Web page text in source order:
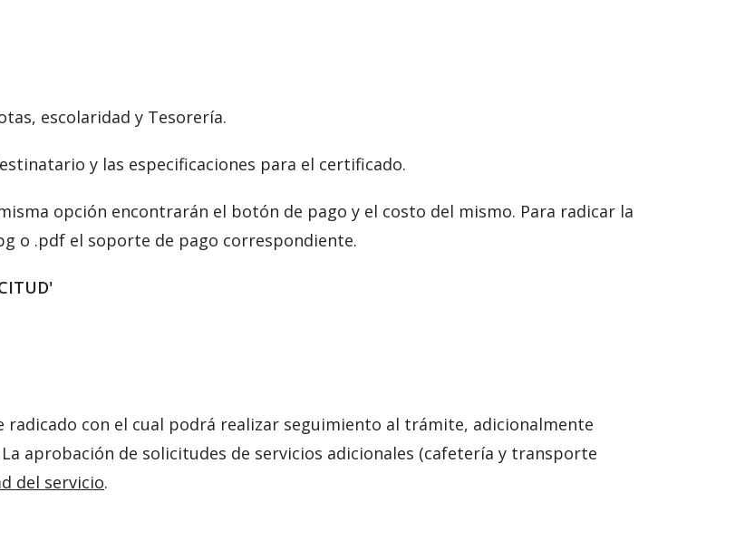
escolaridad y Tesorería.
y las especificaciones para el certificado.
opción encontrarán el botón de pago y el costo del mismo. Para radicar la
o .pdf el soporte de pago correspondiente.
con el cual podrá realizar seguimiento al trámite, adicionalmente
aprobación de solicitudes de servicios adicionales (cafetería y transporte
del servicio.